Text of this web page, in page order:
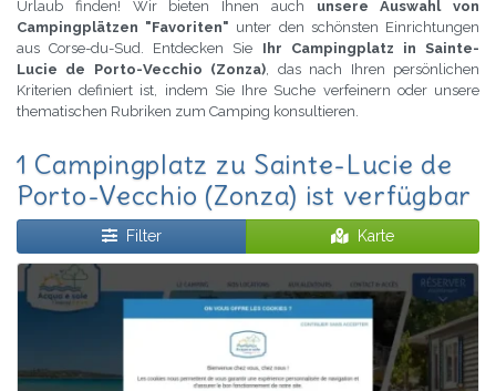
Urlaub finden! Wir bieten Ihnen auch unsere Auswahl von
Campingplätzen "Favoriten" unter den schönsten Einrichtungen
aus Corse-du-Sud. Entdecken Sie Ihr Campingplatz in Sainte-
Lucie de Porto-Vecchio (Zonza), das nach Ihren persönlichen
Kriterien definiert ist, indem Sie Ihre Suche verfeinern oder unsere
thematischen Rubriken zum Camping konsultieren.
1 Campingplatz zu Sainte-Lucie de
Porto-Vecchio (Zonza) ist verfügbar
Filter Karte